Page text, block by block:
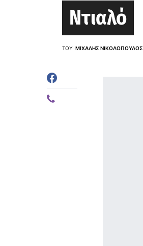
Ντιαλό
ΤΟΥ ΜΙΧΆΛΗΣ ΝΙΚΟΛΌΠΟΥΛΟΣ